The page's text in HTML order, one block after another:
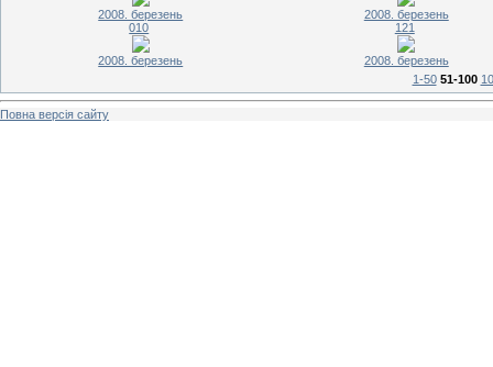
2008. березень
2008. березень
010
2008. березень
121
2008. березень
1-50 51-100
Повна версія сайту